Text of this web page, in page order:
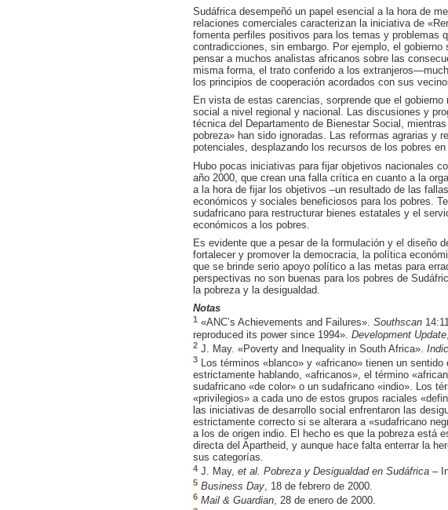
Sudáfrica desempeñó un papel esencial a la hora de
relaciones comerciales caracterizan la iniciativa de
fomenta perfiles positivos para los temas y problemas
contradicciones, sin embargo. Por ejemplo, el
pensar a muchos analistas africanos sobre las
misma forma, el trato conferido a los
los principios de cooperación acordados con sus
En vista de estas carencias, sorprende que el
social a nivel regional y nacional. Las discusiones y
técnica del Departamento de Bienestar Social,
pobreza» han sido ignoradas. Las reformas agrarias y
potenciales, desplazando los recursos de los pobres
Hubo pocas iniciativas para fijar objetivos nacionales
año 2000, que crean una falla crítica en cuanto a la
a la hora de fijar los objetivos –un resultado de las
económicos y sociales beneficiosos para los pobres.
sudafricano para restructurar bienes estatales y el
económicos a los pobres.
Es evidente que a pesar de la formulación y el diseño
fortalecer y promover la democracia, la política
que se brinde serio apoyo político a las metas para
perspectivas no son buenas para los pobres de
la pobreza y la desigualdad.
Notas
1«ANC’s Achievements and Failures». Southscan
reproduced its power since 1994». Development Update
2J. May. «Poverty and Inequality in South Africa».
3Los términos «blanco» y «africano» tienen un
estrictamente hablando, «africanos», el término
sudafricano «de color» o un sudafricano «indio». Los
«privilegios» a cada uno de estos grupos raciales
las iniciativas de desarrollo social enfrentaron las
estrictamente correcto si se alterara a «sudafricano
a los de origen indio. El hecho es que la pobreza está
directa del Apartheid, y aunque hace falta enterrar la
sus categorías.
4J. May, et al. Pobreza y Desigualdad en Sudáfrica–
5 Business Day, 18 de febrero de 2000.
6 Mail & Guardian, 28 de enero de 2000.